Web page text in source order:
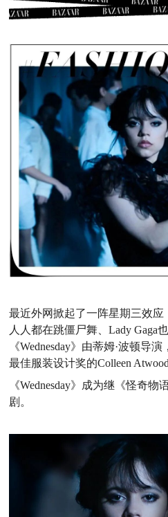
最近外网掀起了一阵星期三效
人人都在跳僵尸舞、Lady Gaga
《Wednesday》由蒂姆·波顿导
最佳服装设计奖的Colleen
《Wednesday》成为继《怪奇
剧。